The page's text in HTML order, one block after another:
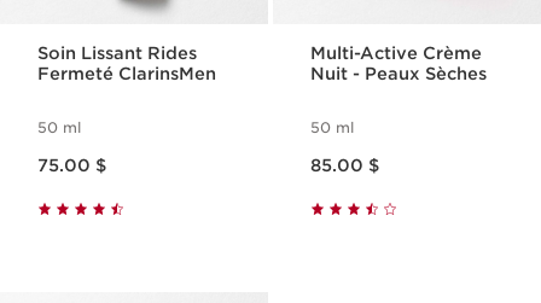
Soin Lissant Rides
Fermeté ClarinsMen
50 ml
75.00 $
Multi-Active Crème
Nuit - Peaux Sèches
50 ml
85.00 $